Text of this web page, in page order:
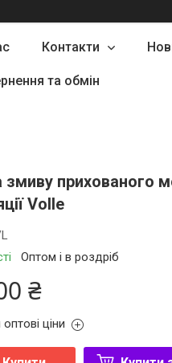
Контакти
та обмін
змиву прихованого
Volle
Оптом і в роздріб
₴
ціни